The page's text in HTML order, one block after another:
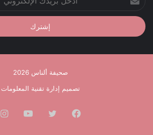
بريدك
الإلكتروني
صحيفة ألناس 2026
تصميم إدارة تقنية المعلومات
فيسبوك تويتر يوتيوب